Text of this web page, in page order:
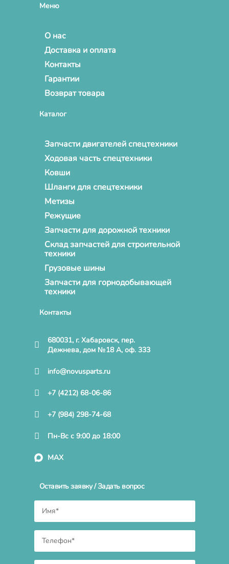
Меню
О нас
Доставка и оплата
Контакты
Гарантии
Возврат товара
Каталог
Запчасти двигателей спецтехники
Ходовая часть спецтехники
Ковши
Шланги для спецтехники
Метизы
Режущие
Запчасти для дорожной техники
Склад запчастей для строительной
техники
Грузовые шины
Запчасти для горнодобывающей
техники
Контакты
680031, г. Хабаровск, пер.
Дежнева, дом №18 А, оф. 333
info@novusparts.ru
+7 (4212) 68-06-86
+7 (984) 298-74-68
Пн-Вс с 9:00 до 18:00
MAX
Оставить заявку / Задать вопрос